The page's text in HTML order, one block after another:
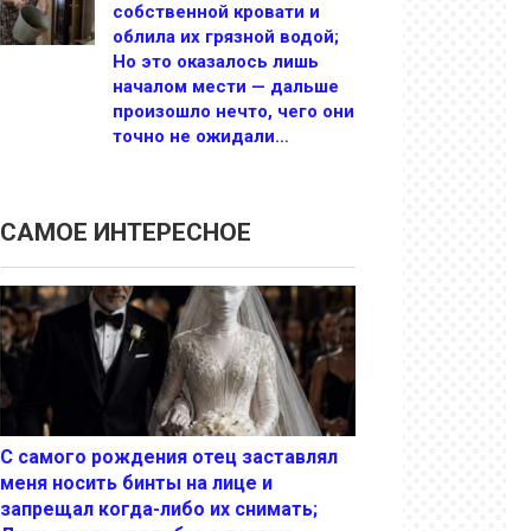
собственной кровати и
облила их грязной водой;
Но это оказалось лишь
началом мести — дальше
произошло нечто, чего они
точно не ожидали…
САМОЕ ИНТЕРЕСНОЕ
С самого рождения отец заставлял
меня носить бинты на лице и
запрещал когда-либо их снимать;